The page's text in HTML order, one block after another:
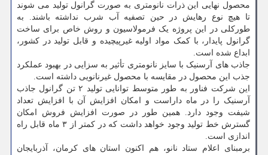
محصول نهایی این ذرات نانومتری به صورت گرانول تولید می شوند
تا هیچ نوع رهایش در حین تصفیه آب شرب نداشته باشند. به
طورکلی در این پروژه یک فرمولاسیون و روش خاص برای ساخت
گرانول پایدار، با کمک مواد اولیه غیرپیچیده و قابل تولید در کشور،
ابداع شده است.
جاذب های آرسنیک با سایز نانومتری تأثیر به سزایی در بهبود عملکرد
جذب این محصول در مقایسه با محصول غیرنانویی داشته است.
این شرکت فناور به طور متوسط توانایی تولید ۲ تن گرانول جاذب
آرسنیک را در ماه داراست و امکان افزایش آن با افزایش تعداد
شیفت وجود دارد. همین طور در صورت افزایش فروش امکان
گسترش خط تولید وجود خواهد داشت که در کمتر از ۳ ماه قابل راه
اندازی است.
برمبنای اعلام ستاد نانو، هم اکنون استان های کرمان، آذربایجان